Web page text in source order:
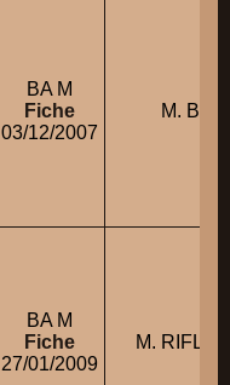
BA M
Fiche
03/12/2007
M.
BA M
Fiche
27/01/2009
M.